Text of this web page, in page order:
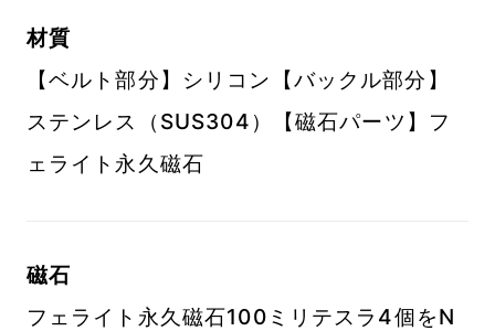
材質
【ベルト部分】シリコン【バックル部分】
ステンレス（SUS304）【磁石パーツ】フ
ェライト永久磁石
磁石
フェライト永久磁石100ミリテスラ4個をN